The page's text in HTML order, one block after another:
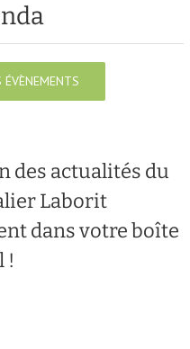
des actualités du
Laborit
dans votre boîte
!